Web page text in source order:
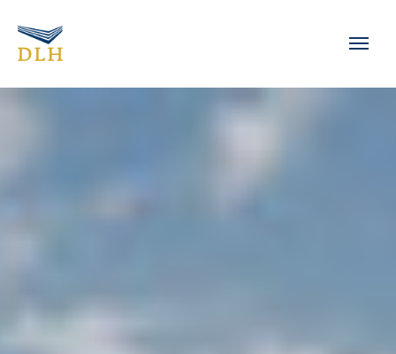
Zum Hauptinhalt springen